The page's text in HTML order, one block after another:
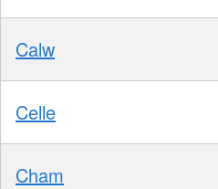
Calw
Celle
Cham